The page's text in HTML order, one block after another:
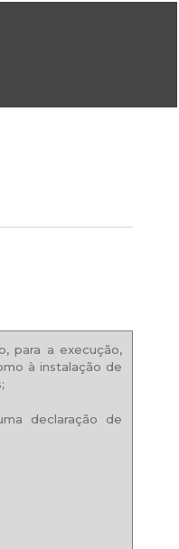
para a execução,
à instalação de
declaração de